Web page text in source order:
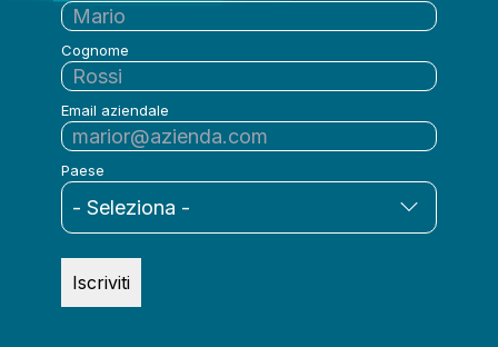
Cognome
Email aziendale
Paese
Iscriviti